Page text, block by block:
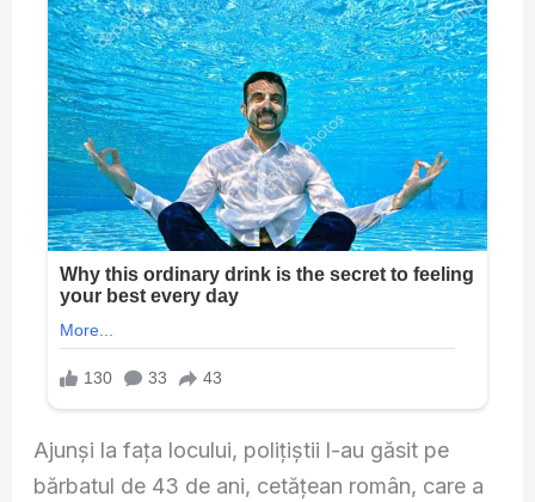
Ajunși la fața locului, polițiștii l-au găsit pe
bărbatul de 43 de ani, cetățean român, care a